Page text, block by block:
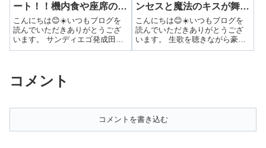
ート！！機内食や座席の広
さなどをご紹介！
こんにちは😊☀️いつもブログを
読んでいただきありがとうござ
います。 サンディエゴ発成田行
きのJALをレポート！！機内食や
て、全ての日程が終了したので
日本へ向けて出発の時です。長
ンセスと魔法のキスが舞台
のレストラン！
こんにちは😊☀️いつもブログを
読んでいただきありがとうござ
います。 生歌を聴きながら豪華
ディナー！プリンセスと魔法の
コメント
コメントを書き込む